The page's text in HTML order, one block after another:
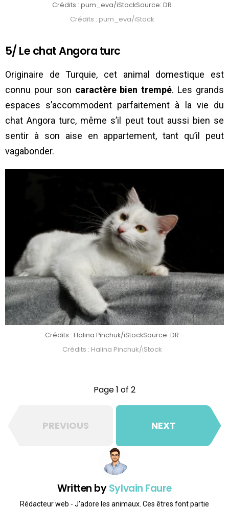
Crédits : pum_eva/iStockSource: DR
Crédits : pum_eva/iStock
5/ Le chat Angora turc
Originaire de Turquie, cet animal domestique est
connu pour son caractère bien trempé. Les grands
espaces s’accommodent parfaitement à la vie du
chat Angora turc, même s’il peut tout aussi bien se
sentir à son aise en appartement, tant qu’il peut
vagabonder.
Crédits : Halina Pinchuk/iStockSource: DR
Crédits : Halina Pinchuk/iStock
Page 1 of 2
PREVIOUS NEXT
Written bySylvain Faure
Rédacteur web - J'adore les animaux. Ces êtres font partie